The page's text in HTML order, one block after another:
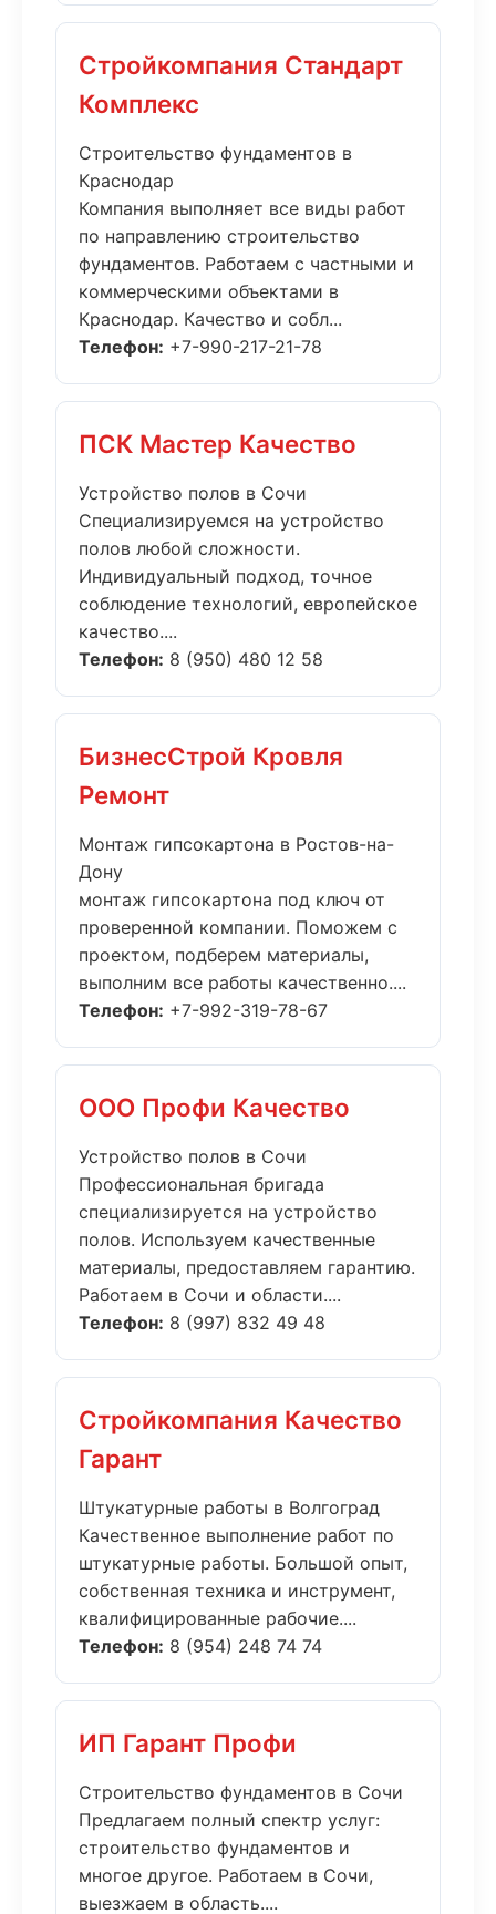
Стройкомпания Стандарт
Комплекс
Строительство фундаментов в
Краснодар
Компания выполняет все виды работ
по направлению строительство
фундаментов. Работаем с частными и
коммерческими объектами в
Краснодар. Качество и собл...
Телефон: +7-990-217-21-78
ПСК Мастер Качество
Устройство полов в Сочи
Специализируемся на устройство
полов любой сложности.
Индивидуальный подход, точное
соблюдение технологий, европейское
качество....
Телефон: 8 (950) 480 12 58
БизнесСтрой Кровля
Ремонт
Монтаж гипсокартона в Ростов-на-
Дону
монтаж гипсокартона под ключ от
проверенной компании. Поможем с
проектом, подберем материалы,
выполним все работы качественно....
Телефон: +7-992-319-78-67
ООО Профи Качество
Устройство полов в Сочи
Профессиональная бригада
специализируется на устройство
полов. Используем качественные
материалы, предоставляем гарантию.
Работаем в Сочи и области....
Телефон: 8 (997) 832 49 48
Стройкомпания Качество
Гарант
Штукатурные работы в Волгоград
Качественное выполнение работ по
штукатурные работы. Большой опыт,
собственная техника и инструмент,
квалифицированные рабочие....
Телефон: 8 (954) 248 74 74
ИП Гарант Профи
Строительство фундаментов в Сочи
Предлагаем полный спектр услуг:
строительство фундаментов и
многое другое. Работаем в Сочи,
выезжаем в область....